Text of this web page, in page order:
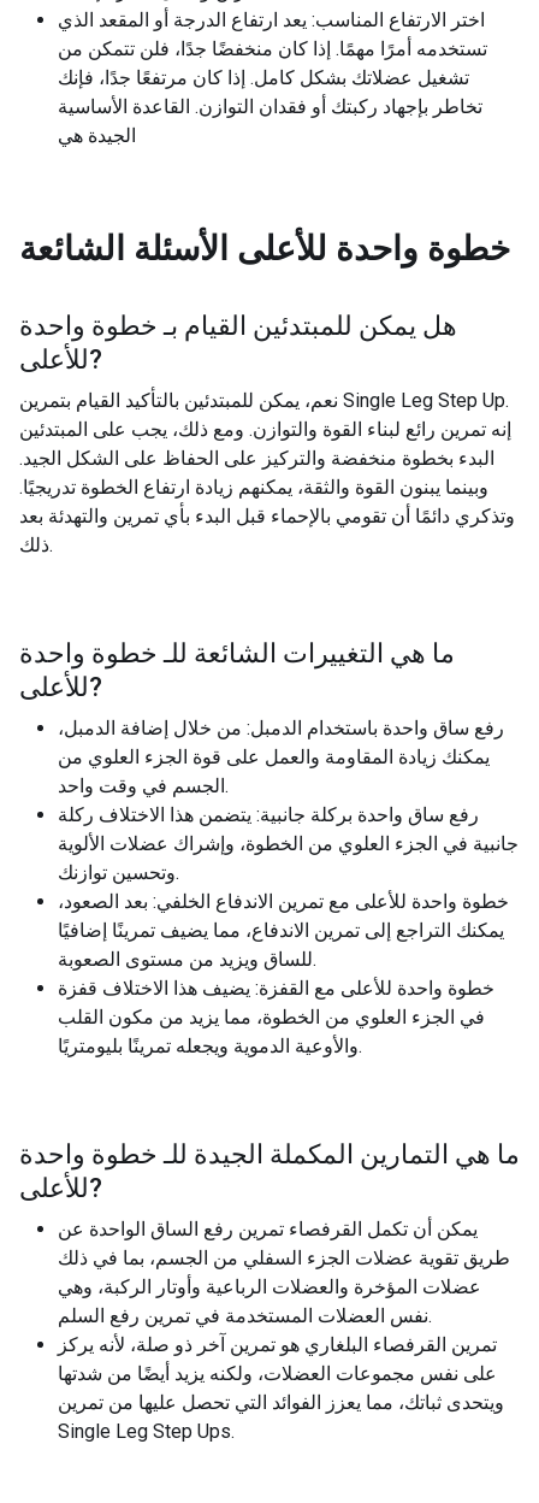
اختر الارتفاع المناسب: يعد ارتفاع الدرجة أو المقعد الذي
تستخدمه أمرًا مهمًا. إذا كان منخفضًا جدًا، فلن تتمكن من
تشغيل عضلاتك بشكل كامل. إذا كان مرتفعًا جدًا، فإنك
تخاطر بإجهاد ركبتك أو فقدان التوازن. القاعدة الأساسية
الجيدة هي
خطوة واحدة للأعلى الأسئلة الشائعة
هل يمكن للمبتدئين القيام بـ خطوة واحدة
للأعلى?
نعم، يمكن للمبتدئين بالتأكيد القيام بتمرين Single Leg Step Up.
إنه تمرين رائع لبناء القوة والتوازن. ومع ذلك، يجب على المبتدئين
البدء بخطوة منخفضة والتركيز على الحفاظ على الشكل الجيد.
وبينما يبنون القوة والثقة، يمكنهم زيادة ارتفاع الخطوة تدريجيًا.
وتذكري دائمًا أن تقومي بالإحماء قبل البدء بأي تمرين والتهدئة بعد
ذلك.
ما هي التغييرات الشائعة للـ خطوة واحدة
للأعلى?
رفع ساق واحدة باستخدام الدمبل: من خلال إضافة الدمبل،
يمكنك زيادة المقاومة والعمل على قوة الجزء العلوي من
الجسم في وقت واحد.
رفع ساق واحدة بركلة جانبية: يتضمن هذا الاختلاف ركلة
جانبية في الجزء العلوي من الخطوة، وإشراك عضلات الألوية
وتحسين توازنك.
خطوة واحدة للأعلى مع تمرين الاندفاع الخلفي: بعد الصعود،
يمكنك التراجع إلى تمرين الاندفاع، مما يضيف تمرينًا إضافيًا
للساق ويزيد من مستوى الصعوبة.
خطوة واحدة للأعلى مع القفزة: يضيف هذا الاختلاف قفزة
في الجزء العلوي من الخطوة، مما يزيد من مكون القلب
والأوعية الدموية ويجعله تمرينًا بليومتريًا.
ما هي التمارين المكملة الجيدة للـ خطوة واحدة
للأعلى?
يمكن أن تكمل القرفصاء تمرين رفع الساق الواحدة عن
طريق تقوية عضلات الجزء السفلي من الجسم، بما في ذلك
عضلات المؤخرة والعضلات الرباعية وأوتار الركبة، وهي
نفس العضلات المستخدمة في تمرين رفع السلم.
تمرين القرفصاء البلغاري هو تمرين آخر ذو صلة، لأنه يركز
على نفس مجموعات العضلات، ولكنه يزيد أيضًا من شدتها
ويتحدى ثباتك، مما يعزز الفوائد التي تحصل عليها من تمرين
Single Leg Step Ups.